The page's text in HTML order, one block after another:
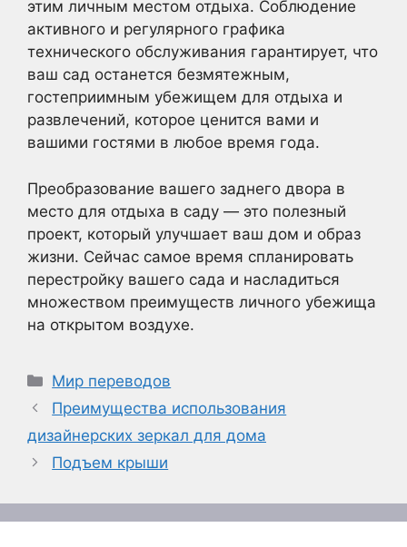
этим личным местом отдыха. Соблюдение
активного и регулярного графика
технического обслуживания гарантирует, что
ваш сад останется безмятежным,
гостеприимным убежищем для отдыха и
развлечений, которое ценится вами и
вашими гостями в любое время года.
Преобразование вашего заднего двора в
место для отдыха в саду — это полезный
проект, который улучшает ваш дом и образ
жизни. Сейчас самое время спланировать
перестройку вашего сада и насладиться
множеством преимуществ личного убежища
на открытом воздухе.
Рубрики
Мир переводов
Преимущества использования
дизайнерских зеркал для дома
Подъем крыши